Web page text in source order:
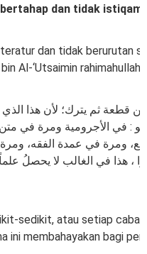
dan tidak
dan tidak berurutan
Al-‘Utsaimin
ﻗﻄﻌﺔ ﺛﻢ ﻳﺘﺮﻙ؛ ﻷﻥ ﻫﺬﺍ ﺍﻟﺬﻱ
: ﻓﻲ ﺍﻷﺟﺮﻭﻣﻴﺔ ﻭﻣﺮﺓ ﻓﻲ
ﻭﻣﺮﺓ ﻓﻲ ﻋﻤﺪﺓ ﺍﻟﻔﻘﻪ،
، ﻫﺬﺍ ﻓﻲ ﺍﻟﻐﺎﻟﺐ ﻻ ﻳﺤﺼﻞُ
sedikit, atau setiap
ini membahayakan bagi